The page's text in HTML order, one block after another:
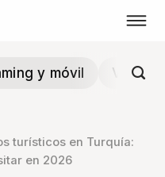
y móvil Viajes
turísticos en Turquía:
en 2026